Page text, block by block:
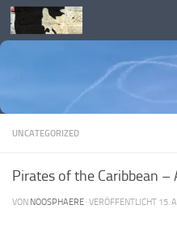
Skip to content
UNCATEGORIZED
Pirates of the Caribbean –
VON NOOSPHAERE · VERÖFFENTLICHT 15.